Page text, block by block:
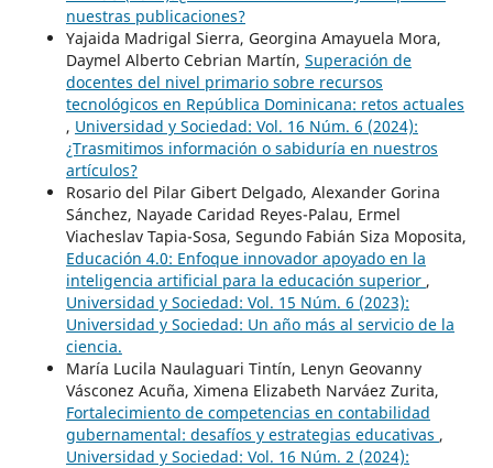
nuestras publicaciones?
Yajaida Madrigal Sierra, Georgina Amayuela Mora,
Daymel Alberto Cebrian Martín, Superación de
docentes del nivel primario sobre recursos
tecnológicos en República Dominicana: retos actuales
, Universidad y Sociedad: Vol. 16 Núm. 6 (2024):
¿Trasmitimos información o sabiduría en nuestros
artículos?
Rosario del Pilar Gibert Delgado, Alexander Gorina
Sánchez, Nayade Caridad Reyes-Palau, Ermel
Viacheslav Tapia-Sosa, Segundo Fabián Siza Moposita,
Educación 4.0: Enfoque innovador apoyado en la
inteligencia artificial para la educación superior ,
Universidad y Sociedad: Vol. 15 Núm. 6 (2023):
Universidad y Sociedad: Un año más al servicio de la
ciencia.
María Lucila Naulaguari Tintín, Lenyn Geovanny
Vásconez Acuña, Ximena Elizabeth Narváez Zurita,
Fortalecimiento de competencias en contabilidad
gubernamental: desafíos y estrategias educativas ,
Universidad y Sociedad: Vol. 16 Núm. 2 (2024):